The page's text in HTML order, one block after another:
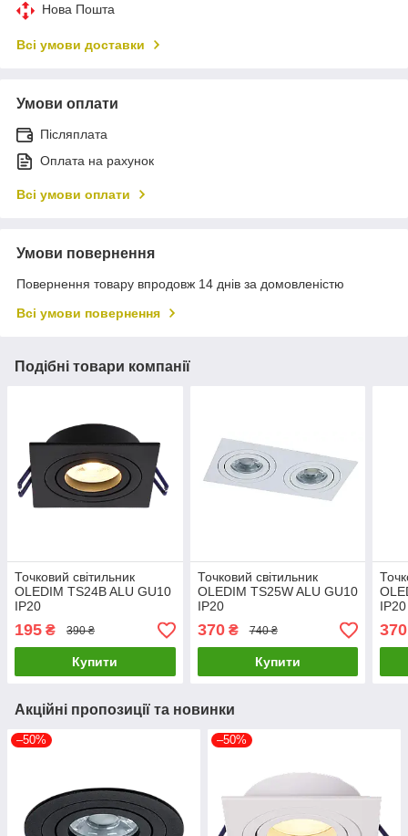
Нова Пошта
Всі умови доставки
Умови оплати
Післяплата
Оплата на рахунок
Всі умови оплати
Умови повернення
Повернення товару впродовж 14 днів за домовленістю
Всі умови повернення
Подібні товари компанії
Точковий світильник
OLEDIM TS24B ALU GU10
IP20
195 ₴ 390 ₴
Купити
Точковий світильник
OLEDIM TS25W ALU GU10
IP20
370₴ 740 ₴
Купити
IP20
370
Акційні пропозиції та новинки
–50% –50%